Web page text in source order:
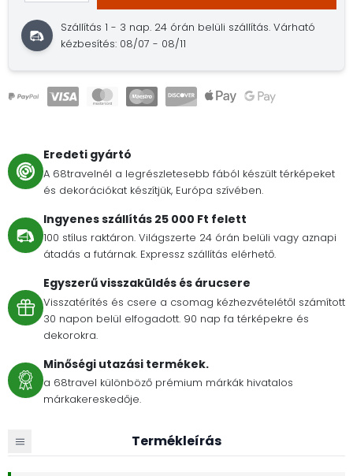
Szállítás 1 - 3 nap. 24 órán belüli szállítás.Várható
kézbesítés: 08/07 - 08/11
Eredeti gyártó
A 68travelnél a legrészletesebb fából készült térképeket
és dekorációkat készítjük, Európa szívében.
Ingyenes szállítás 25 000 Ft felett
100 stílus raktáron. Világszerte 24 órán belüli vagy aznapi
átadás a futárnak. Expressz szállítás elérhető.
Egyszerű visszaküldés és árucsere
Visszatérítés és csere a csomag kézhezvételétől számított
30 napon belül elfogadott. 90 nap fa térképekre és
dekorokra.
Minőségi utazási termékek.
a 68travel különböző prémium márkák hivatalos
márkakereskedője.
Termékleírás